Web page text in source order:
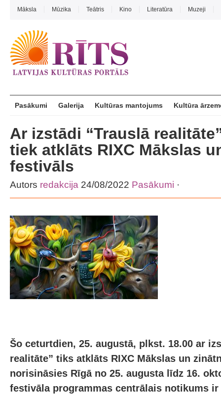
Māksla Mūzika Teātris Kino Literatūra Muzeji
Pasākumi Galerija Kultūras mantojums Kultūra
Ar izstādi “Trauslā
tiek atklāts RIXC Mākslas
festivāls
Autors redakcija 24/08/2022 Pasākumi ·
Šo ceturtdien, 25. augustā, plkst. 18.00 ar
realitāte” tiks atklāts RIXC Mākslas un
norisināsies Rīgā no 25. augusta līdz 16.
festivāla programmas centrālais notikums ir